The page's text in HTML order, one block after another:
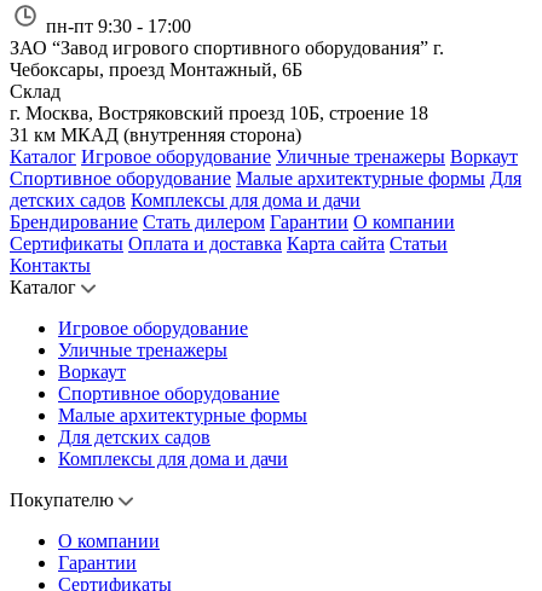
пн-пт 9:30 - 17:00
ЗАО “Завод игрового спортивного оборудования” г.
Чебоксары, проезд Монтажный, 6Б
Склад
г. Москва, Востряковский проезд 10Б, строение 18
31 км МКАД (внутренняя сторона)
Каталог Игровое оборудование Уличные тренажеры Воркаут
Спортивное оборудование Малые архитектурные формы Для
детских садов Комплексы для дома и дачи
Брендирование Стать дилером Гарантии О компании
Сертификаты Оплата и доставка Карта сайта Статьи
Контакты
Каталог
Игровое оборудование
Уличные тренажеры
Воркаут
Спортивное оборудование
Малые архитектурные формы
Для детских садов
Комплексы для дома и дачи
Покупателю
О компании
Гарантии
Сертификаты